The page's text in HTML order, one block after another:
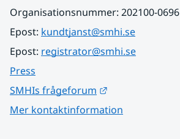
Organisationsnummer: 202100-0696
Epost: kundtjanst@smhi.se
Epost: registrator@smhi.se
Press
SMHIs frågeforum
Mer kontaktinformation